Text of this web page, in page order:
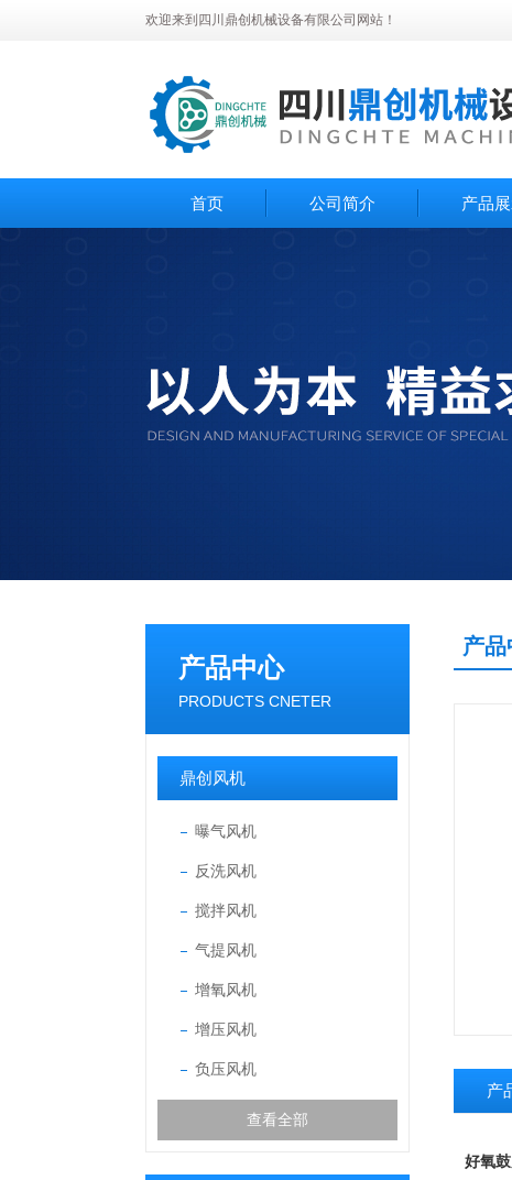
欢迎来到四川鼎创机械设备有限公司网站！
首页 公司简介 产品
产品中心
PRODUCTS CNETER
鼎创风机
曝气风机
反洗风机
搅拌风机
气提风机
增氧风机
增压风机
负压风机
查看全部
产品
产
好氧